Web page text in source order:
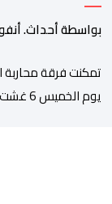
بواسطة أحداث.
تمكنت فرقة محاربة
يوم